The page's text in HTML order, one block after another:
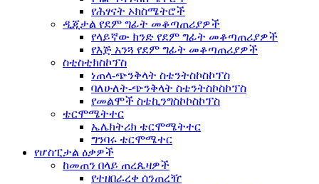
የሕፃናት ኦክስሜትሮች
ዲጂታል የደም ግፊት መቆጣጠሪያዎች
የላይኛው ክንድ የደም ግፊት መቆጣጠሪያዎች
የእጅ አንጓ የደም ግፊት መቆጣጠሪያዎች
ስቲስቲክስኮፕስ
ነጠላ-ጭንቅላት ስቴንትስኮስኮፕስ
ባለሁለት-ጭንቅላት ስቴንትስኮስኮፕስ
የመልሞች ስቴኪንግስኮኮስኮፕስ
ቴርሞሜትተር
ኤሌክትሪክ ቴርሞሜትተር
ግንባሩ ቴርሞሜተር
የሆስፒታል ዕቃዎች
ከመጠን በላይ ጠረጴዛዎች
የተዘበራረቀ ሰንጠረዥ